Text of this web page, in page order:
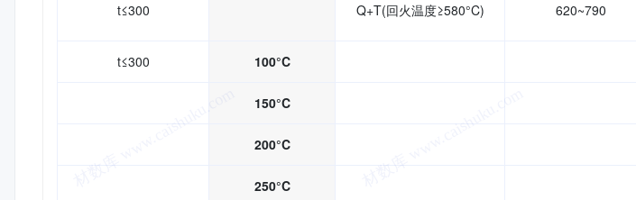
t≤300 Q+T(回火温度≥580°C) 620~790
t≤300 100°C
150°C
200°C
250°C